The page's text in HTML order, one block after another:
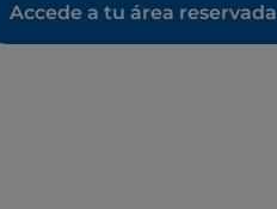
Accede a tu área reservada